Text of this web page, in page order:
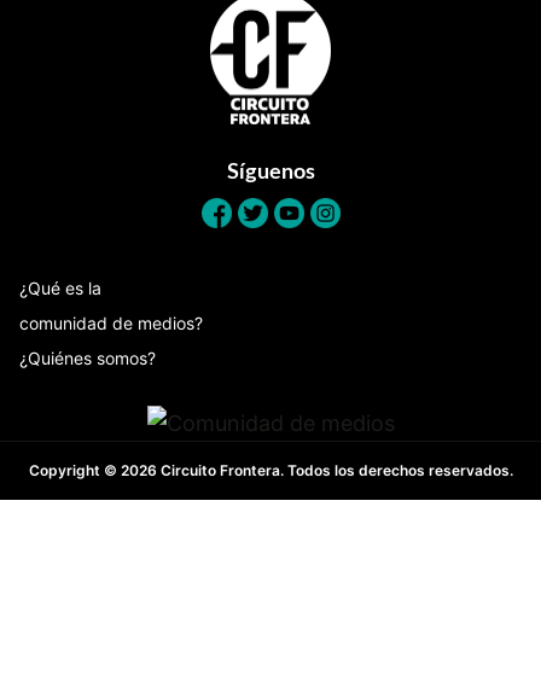
Síguenos
¿Qué es la
comunidad de medios?
¿Quiénes somos?
Copyright © 2026 Circuito Frontera. Todos los derechos reservados.